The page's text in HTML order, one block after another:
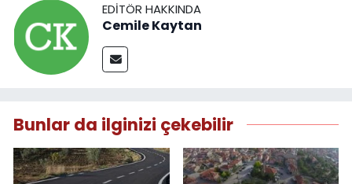
EDITÖR HAKKINDA
Cemile Kaytan
Bunlar da ilginizi çekebilir